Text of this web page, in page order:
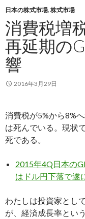
日本の株式市場, 株式市場
消費税増
再延期の
響
2016年3月29日
消費税が5%から8%
は死んでいる。現状
死である。
2015年4Q日本の
はドル円下落で遂
わたしは投資家とし
が、経済成長率とい